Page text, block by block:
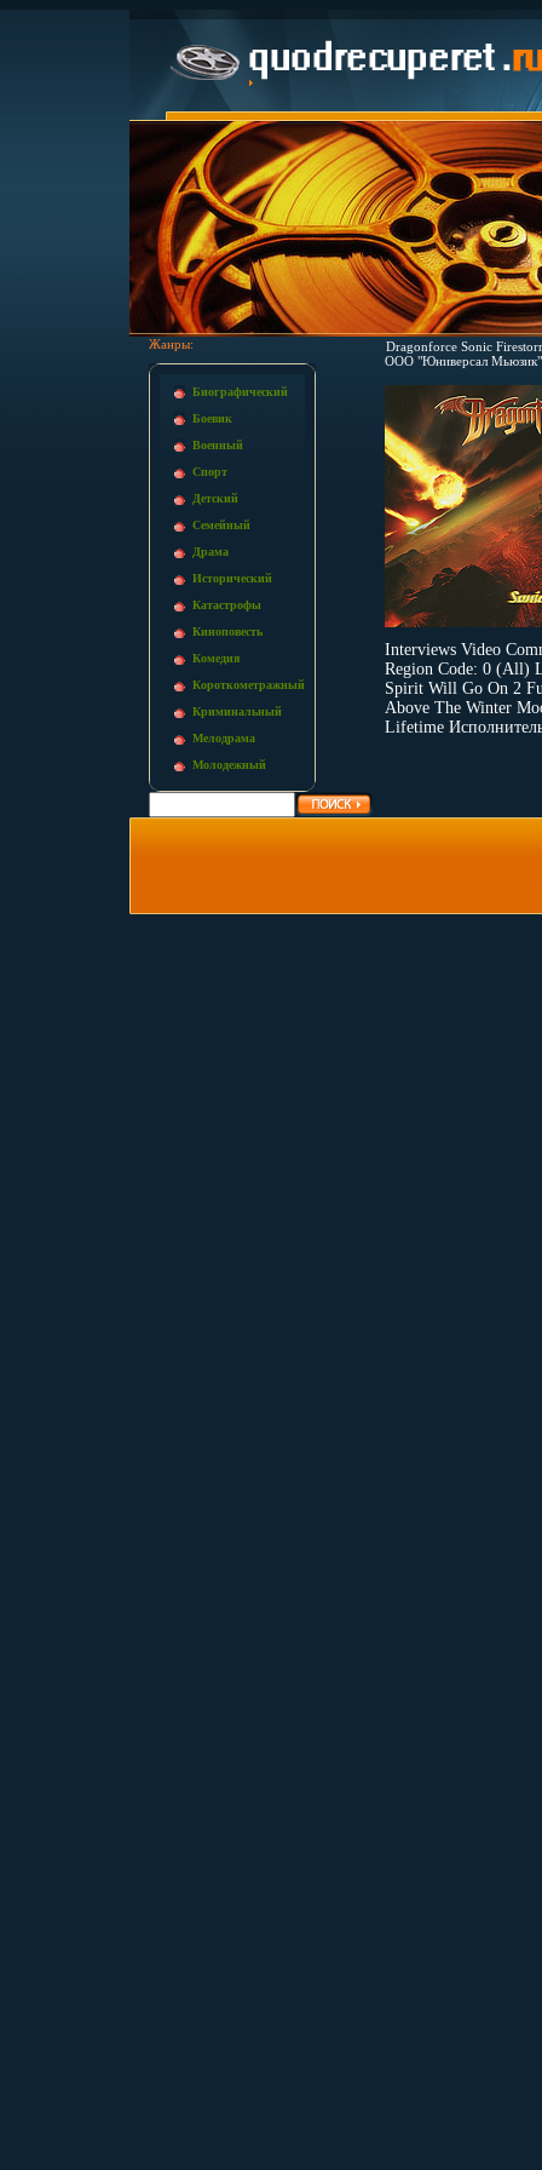
Жанры:
Биографический
Боевик
Военный
Спорт
Детский
Семейный
Драма
Исторический
Катастрофы
Киноповесть
Комедия
Короткометражный
Криминальный
Мелодрама
Молодежный
Dragonforce Sonic
ООО "Юниверсал Мьюзик"
Interviews Video
Region Code: 0 (All)
Spirit Will Go On 2
Above The Winter
Lifetime